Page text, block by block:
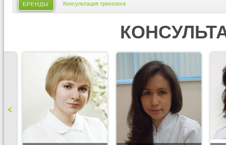
БРЕНДЫ Консультация трихолога